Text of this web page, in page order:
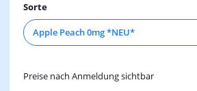
Sorte
Apple Peach 0mg *NEU*
Preise nach Anmeldung sichtbar